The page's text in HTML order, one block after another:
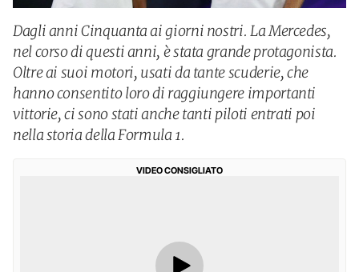
Dagli anni Cinquanta ai giorni nostri. La Mercedes,
nel corso di questi anni, è stata grande protagonista.
Oltre ai suoi motori, usati da tante scuderie, che
hanno consentito loro di raggiungere importanti
vittorie, ci sono stati anche tanti piloti entrati poi
nella storia della Formula 1.
VIDEO CONSIGLIATO